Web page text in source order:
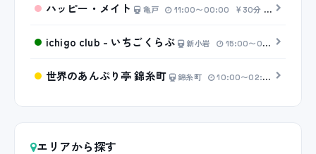
ハッピー・メイト 亀戸 11:00〜00:00 30分 4,500円〜
ichigo club - いちごくらぶ 新小岩 15:00〜00:00
世界のあんぷり亭 錦糸町 錦糸町 10:00〜02:00
エリアから探す